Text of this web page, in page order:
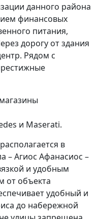
данного района
финансовых
питания,
дорогу от здания
Рядом с
и Maserati.
в
– Агиос Афанасиос –
и удобным
от объекта
удобный и
до набережной